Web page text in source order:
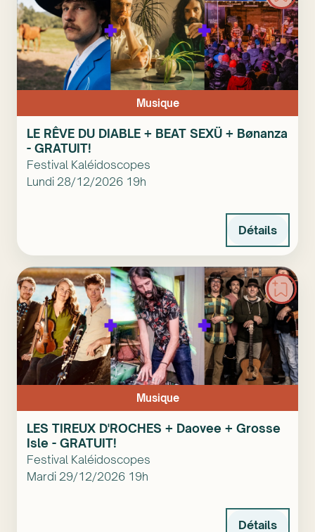
Musique
LE RÊVE DU DIABLE + BEAT SEXÜ + Bønanza
- GRATUIT!
Festival Kaléidoscopes
Lundi 28/12/2026 19h
Détails
Musique
LES TIREUX D'ROCHES + Daovee + Grosse
Isle - GRATUIT!
Festival Kaléidoscopes
Mardi 29/12/2026 19h
Détails